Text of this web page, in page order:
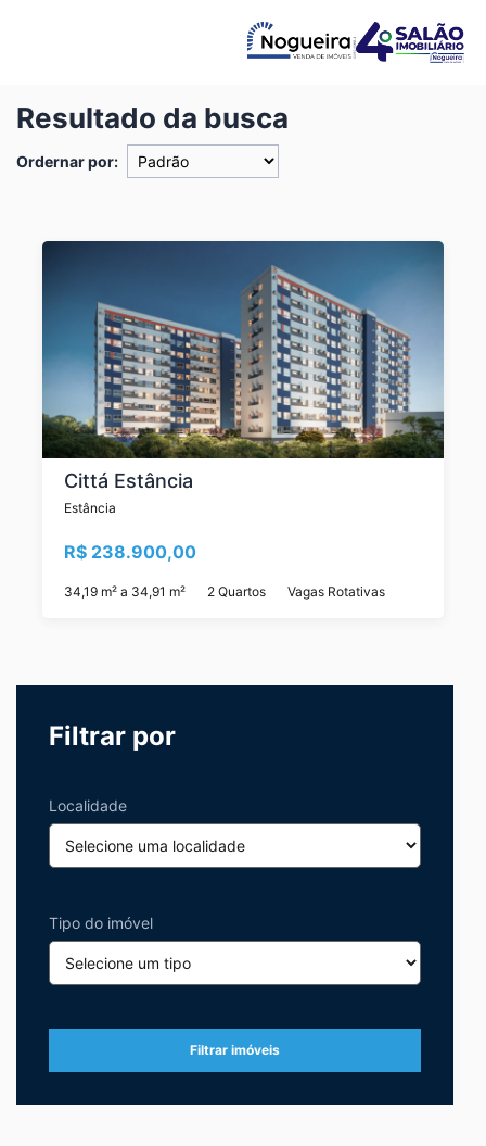
Resultado da busca
Ordernar por:
Filtrar por
Localidade
Tipo do imóvel
Filtrar imóveis
Cittá Estância
Estância
R$ 238.900,00
34,19 m² a 34,91 m² 2 Quartos Vagas Rotativas